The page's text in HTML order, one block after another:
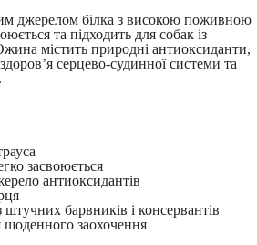
джерелом білка з високою поживною
та підходить для собак із
містить природні антиоксиданти,
серцево-судинної системи та
засвоюється
антиоксидантів
барвників і консервантів
щоденного заохочення